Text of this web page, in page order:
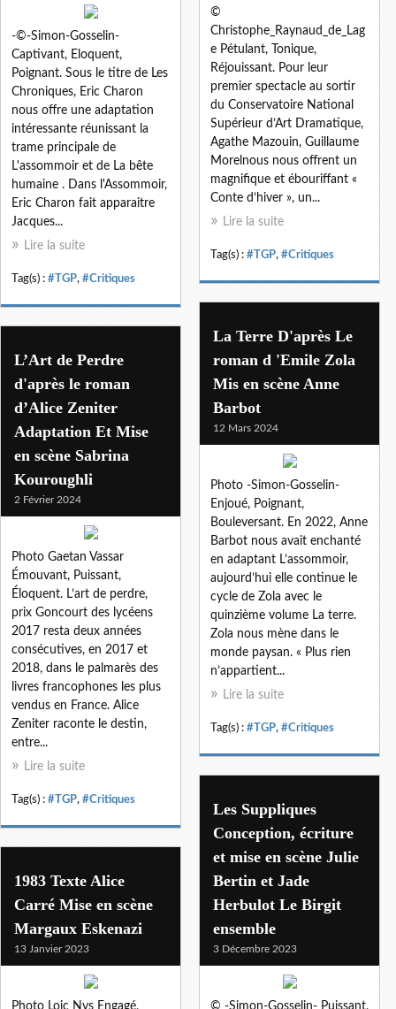
©
Christophe_Raynaud_de_Lag
e Pétulant, Tonique,
Réjouissant. Pour leur
premier spectacle au sortir
du Conservatoire National
Supérieur d’Art Dramatique,
Agathe Mazouin, Guillaume
Morelnous nous offrent un
magnifique et ébouriffant «
Conte d’hiver », un...
Lire la suite
Tag(s) : #TGP, #Critiques
-©-Simon-Gosselin-
Captivant, Eloquent,
Poignant. Sous le titre de Les
Chroniques, Eric Charon
nous offre une adaptation
intéressante réunissant la
trame principale de
L'assommoir et de La bête
humaine . Dans l'Assommoir,
Eric Charon fait apparaitre
Jacques...
Lire la suite
Tag(s) : #TGP, #Critiques
La Terre D'après Le
roman d 'Emile Zola
Mis en scène Anne
Barbot
12 Mars 2024
Photo -Simon-Gosselin-
Enjoué, Poignant,
Bouleversant. En 2022, Anne
Barbot nous avait enchanté
en adaptant L’assommoir,
aujourd’hui elle continue le
cycle de Zola avec le
quinzième volume La terre.
Zola nous mène dans le
monde paysan. « Plus rien
n’appartient...
Lire la suite
Tag(s) : #TGP, #Critiques
L’Art de Perdre
d'après le roman
d’Alice Zeniter
Adaptation Et Mise
en scène Sabrina
Kouroughli
2 Février 2024
Photo Gaetan Vassar
Émouvant, Puissant,
Éloquent. L’art de perdre,
prix Goncourt des lycéens
2017 resta deux années
consécutives, en 2017 et
2018, dans le palmarès des
livres francophones les plus
vendus en France. Alice
Zeniter raconte le destin,
entre...
Lire la suite
Tag(s) : #TGP, #Critiques
Les Suppliques
Conception, écriture
et mise en scène Julie
Bertin et Jade
Herbulot Le Birgit
ensemble
3 Décembre 2023
© -Simon-Gosselin- Puissant,
1983 Texte Alice
Carré Mise en scène
Margaux Eskenazi
13 Janvier 2023
Photo Loic Nys Engagé,